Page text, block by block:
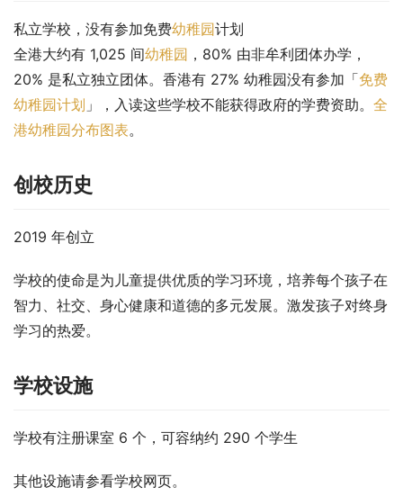
私立学校，没有参加免费幼稚园计划
全港大约有 1,025 间幼稚园 ，80% 由非牟利团体办学，
20% 是私立独立团体。香港有 27% 幼稚园没有参加「免费
幼稚园计划 」，入读这些学校不能获得政府的学费资助。 全
港幼稚园分布图表。
创校历史
2019 年创立
学校的使命是为儿童提供优质的学习环境，培养每个孩子在
智力、社交、身心健康和道德的多元发展。激发孩子对终身
学习的热爱。
学校设施
学校有注册课室 6 个，可容纳约 290 个学生
其他设施请参看学校网页。